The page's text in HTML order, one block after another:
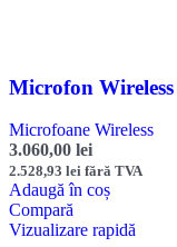
Microfon
Microfoane Wireless
3.060,00 lei
2.528,93 lei fără TVA
Adaugă în coș
Compară
Vizualizare rapidă